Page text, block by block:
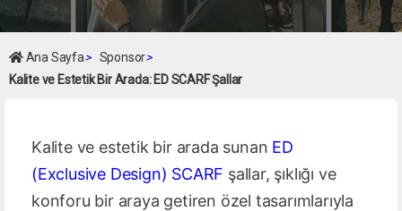
Ana Sayfa> Sponsor>
Kalite ve Estetik Bir Arada: ED SCARF Şallar
Kalite ve estetik bir arada sunan ED
(Exclusive Design) SCARF şallar, şıklığı ve
konforu bir araya getiren özel tasarımlarıyla